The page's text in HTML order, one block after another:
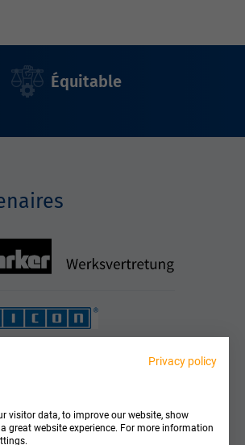
Équitable
Privacy policy
visitor data, to improve our website, show
great website experience. For more information